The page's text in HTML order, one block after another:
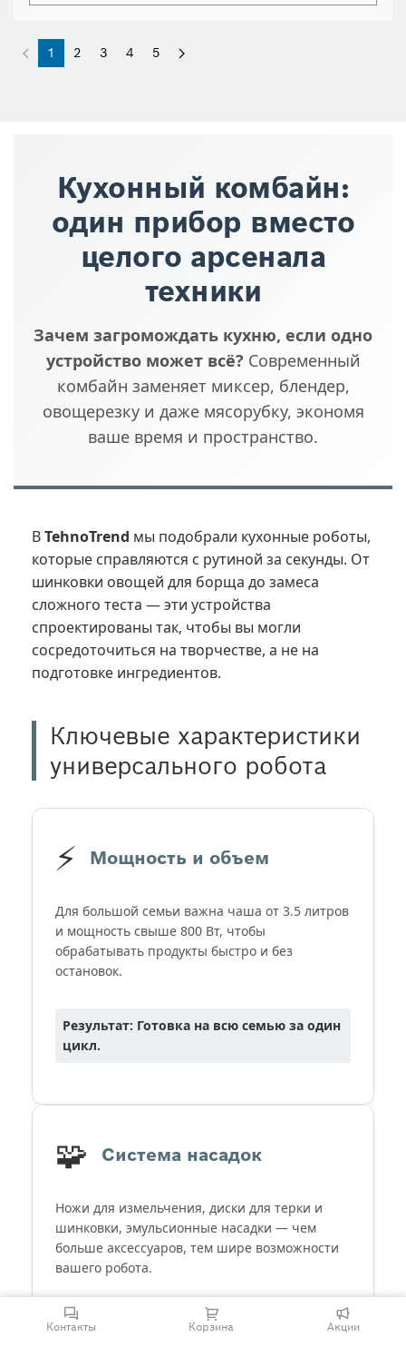
1 2 3 4 5
Кухонный комбайн:
один прибор вместо
целого арсенала
техники
Зачем загромождать кухню, если одно
устройство может всё? Современный
комбайн заменяет миксер, блендер,
овощерезку и даже мясорубку, экономя
ваше время и пространство.
ВTehnoTrend мы подобрали кухонные роботы,
которые справляются с рутиной за секунды. От
шинковки овощей для борща до замеса
сложного теста — эти устройства
спроектированы так, чтобы вы могли
сосредоточиться на творчестве, а не на
подготовке ингредиентов.
Ключевые характеристики
универсального робота
⚡ Мощность и объем
Для большой семьи важна чаша от 3.5 литров
и мощность свыше 800 Вт, чтобы
обрабатывать продукты быстро и без
остановок.
Результат: Готовка на всю семью за один
цикл.
🧩 Система насадок
Ножи для измельчения, диски для терки и
шинковки, эмульсионные насадки — чем
больше аксессуаров, тем шире возможности
вашего робота.
Результат: Идеальная нарезка любой
Контакты Корзина Акции